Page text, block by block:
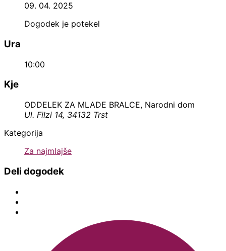
09. 04. 2025
Dogodek je potekel
Ura
10:00
Kje
ODDELEK ZA MLADE BRALCE, Narodni dom
Ul. Filzi 14, 34132 Trst
Kategorija
Za najmlajše
Deli dogodek